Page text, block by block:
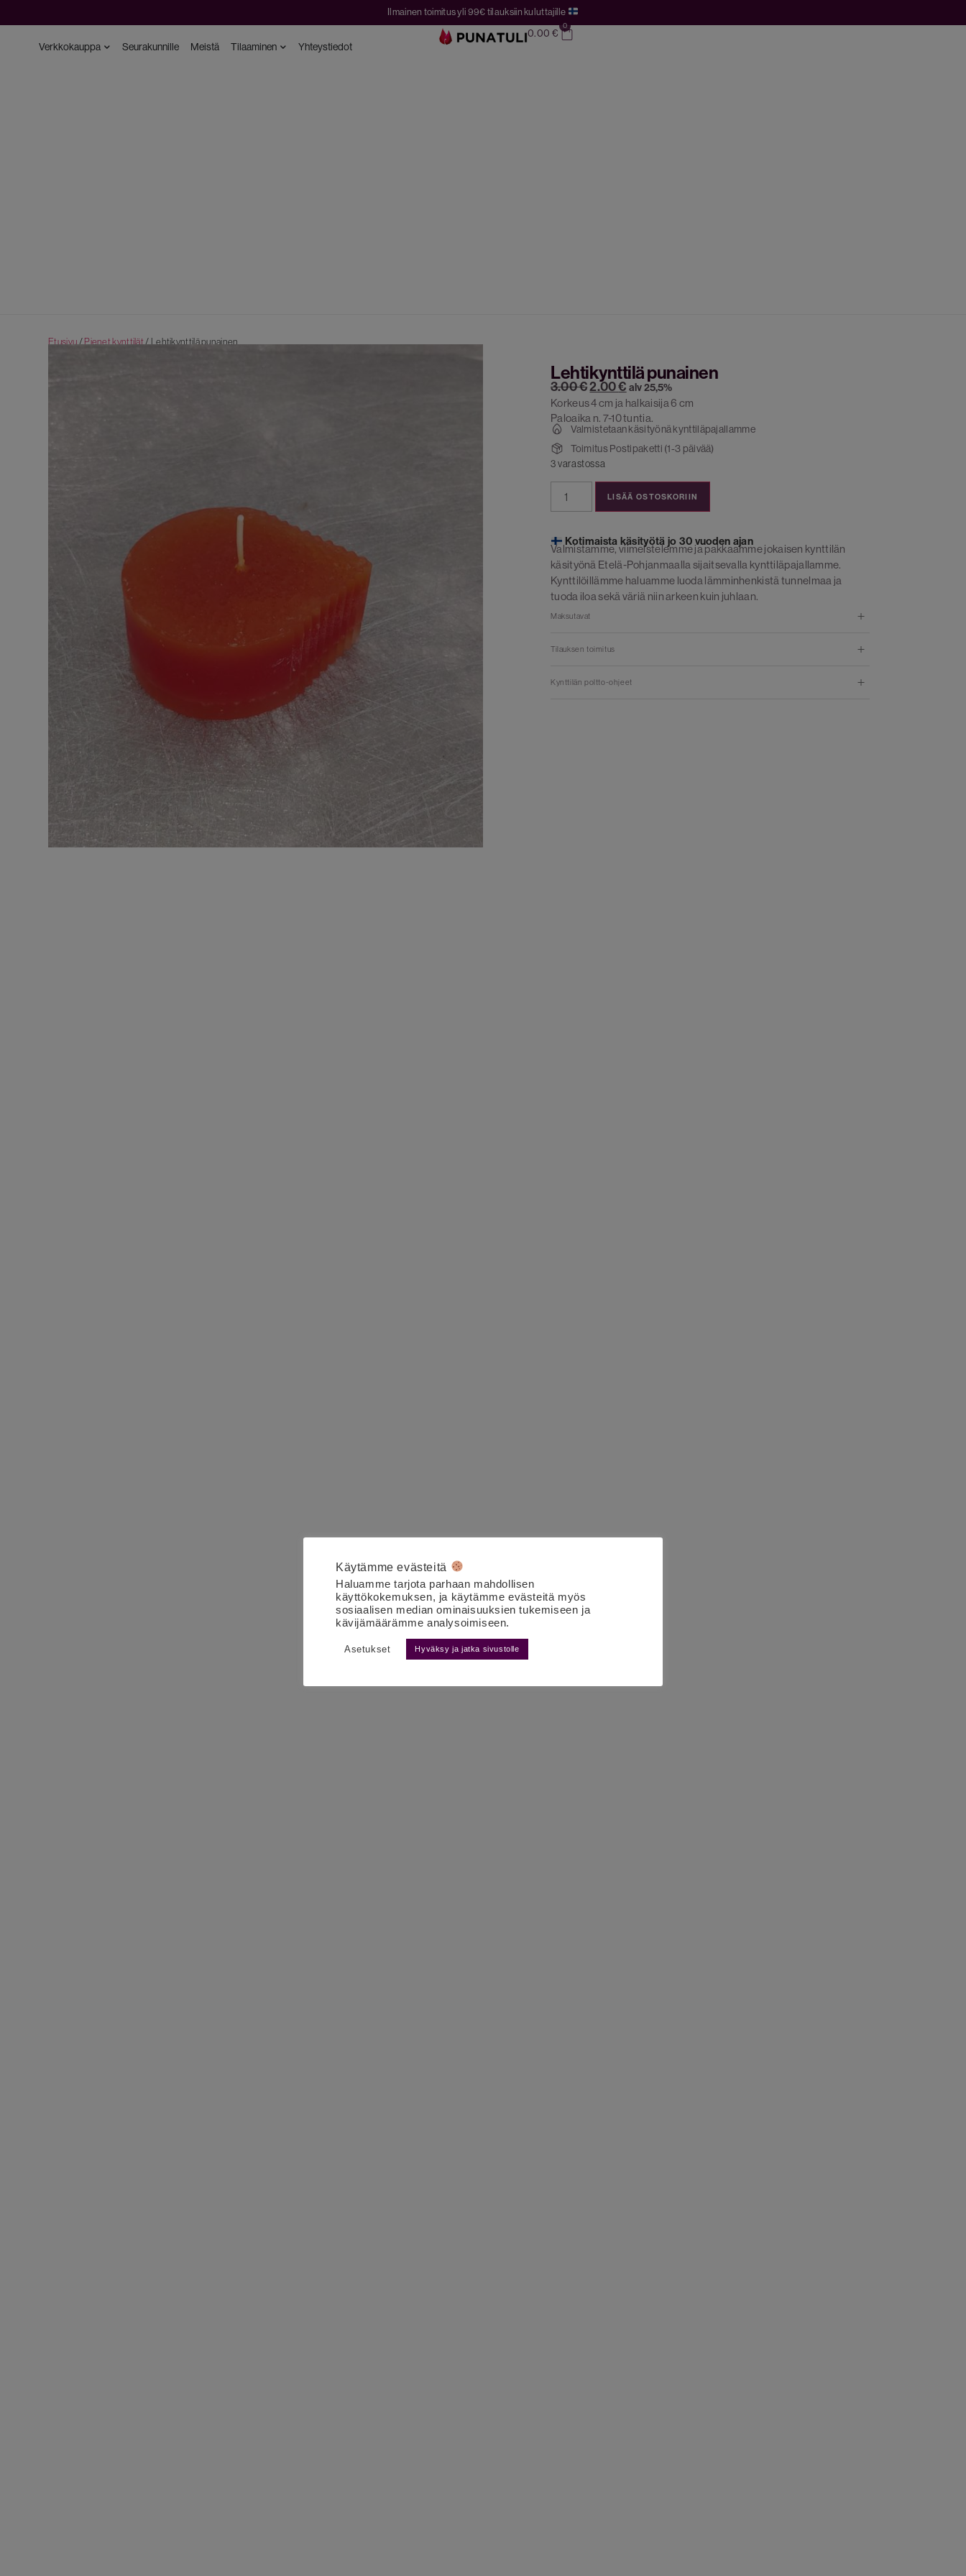
Ilmainen toimitus yli 99€ tilauksiin kuluttajille
Verkkokauppa Seurakunnille Meistä Tilaaminen Yhteystiedot
0.00€
0
Etusivu/Pienet kynttilät/ Lehtikynttilä punainen
Lehtikynttilä punainen
3.00€2.00€ alv 25,5%
Korkeus 4 cm ja halkaisija 6 cm
Paloaika n. 7-10 tuntia.
Valmistetaan käsityönä kynttiläpajallamme
Toimitus Postipaketti (1-3 päivää)
3 varastossa
LISÄÄ OSTOSKORIIN
Kotimaista käsityötä jo 30 vuoden ajan
Valmistamme, viimeistelemme ja pakkaamme jokaisen kynttilän
käsityönä Etelä-Pohjanmaalla sijaitsevalla kynttiläpajallamme.
Kynttilöillämme haluamme luoda lämminhenkistä tunnelmaa ja
tuoda iloa sekä väriä niin arkeen kuin juhlaan.
Maksutavat
Tilauksen toimitus
Kynttilän poltto-ohjeet
Käytämme evästeitä
Haluamme tarjota parhaan mahdollisen
käyttökokemuksen, ja käytämme evästeitä myös
sosiaalisen median ominaisuuksien tukemiseen ja
kävijämäärämme analysoimiseen.
Asetukset Hyväksy ja jatka sivustolle